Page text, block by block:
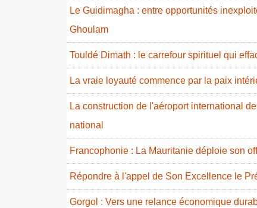
Le Guidimagha : entre opportunités
Ghoulam
Touldé Dimath : le carrefour spirituel qui
La vraie loyauté commence par la paix
La construction de l'aéroport international
national
Francophonie : La Mauritanie déploie son
Répondre à l'appel de Son Excellence le
Gorgol : Vers une relance économique